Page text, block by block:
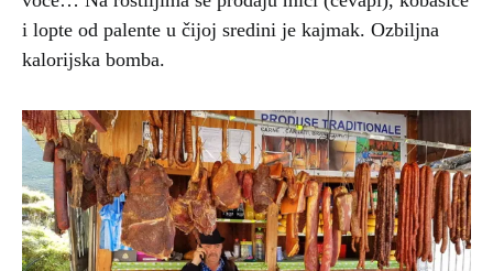
i lopte od palente u čijoj sredini je kajmak. Ozbiljna
kalorijska bomba.